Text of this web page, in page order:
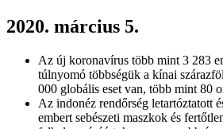
2020. március 5.
Az új koronavírus több mint 3 283
túlnyomó többségük a kínai
000 globális eset van, több mint 80
Az indonéz rendőrség letartóztatott
embert sebészeti maszkok és